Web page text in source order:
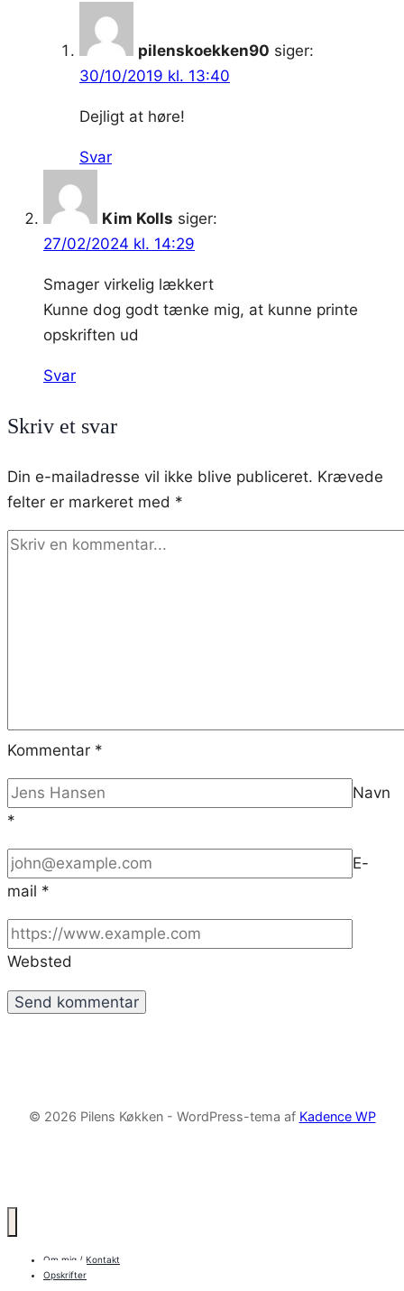
pilenskoekken90 siger:
30/10/2019 kl. 13:40
Dejligt at høre!
Svar
Kim Kolls siger:
27/02/2024 kl. 14:29
Smager virkelig lækkert
Kunne dog godt tænke mig, at kunne printe
opskriften ud
Svar
Skriv et svar
Din e-mailadresse vil ikke blive publiceret. Krævede
felter er markeret med *
Kommentar *
Navn
*
E-
mail *
Websted
© 2026 Pilens Køkken - WordPress-tema af Kadence WP
Om mig / Kontakt
Opskrifter